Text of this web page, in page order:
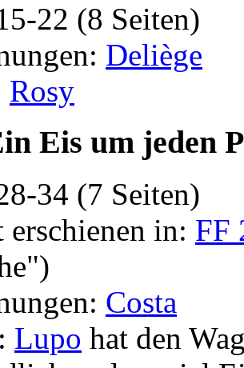
22 (8 Seiten)
Deliège
Rosy
Eis um jeden
34 (7 Seiten)
erschienen in: FF
Costa
Lupo hat den